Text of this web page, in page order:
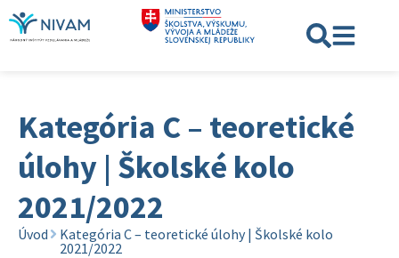
Kategória C – teoretické
úlohy | Školské kolo
2021/2022
Úvod
Kategória C – teoretické úlohy | Školské kolo
2021/2022